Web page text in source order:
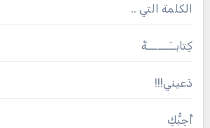
الكلمة التي ..
كِتابــَــــــةْ
دَعيني!!!
أُحِبُّكِ